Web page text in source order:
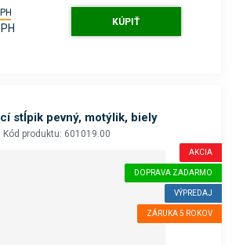
KÚPIŤ
stĺpik pevný, motýlik, biely
Kód produktu: 601019.00
AKCIA
DOPRAVA ZADARMO
VÝPREDAJ
ZÁRUKA 5 ROKOV